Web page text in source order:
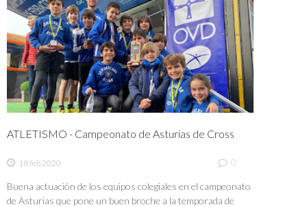
ATLETISMO - Campeonato de Asturias de Cross
18 feb 2020 0
Buena actuación de los equipos colegiales en el campeonato
de Asturias que pone un buen broche a la temporada de